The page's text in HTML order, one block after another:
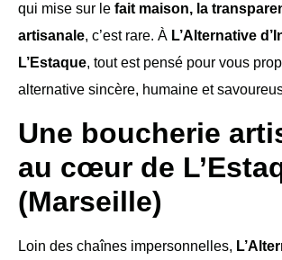
qui mise sur le fait maison, la
artisanale, c’est rare. À L’Alternative
L’Estaque, tout est pensé pour vous
alternative sincère, humaine et
Une boucherie
au cœur de
(Marseille)
Loin des chaînes impersonnelles,